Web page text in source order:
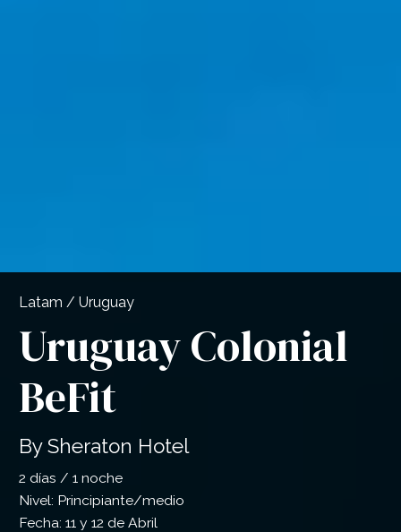
Latam / Uruguay
Uruguay Colonial
BeFit
By Sheraton Hotel
2 días / 1 noche
Nivel: Principiante/medio
Fecha: 11 y 12 de Abril